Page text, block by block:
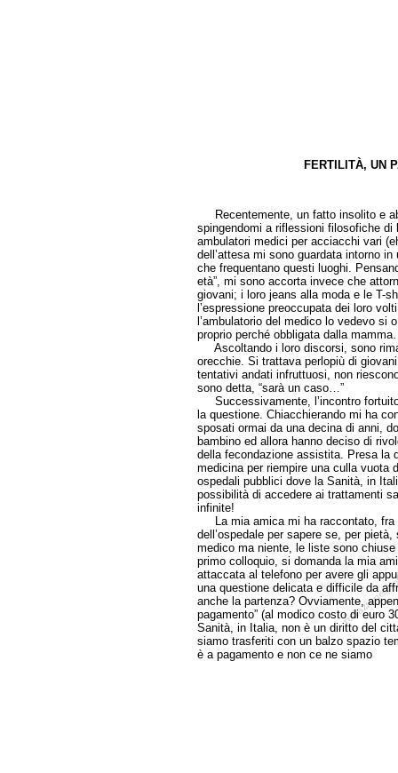
FERTILITÀ, UN
Recentemente, un fatto insolito e
spingendomi a riflessioni filosofiche di
ambulatori medici per acciacchi vari
dell’attesa mi sono guardata intorno
che frequentano questi luoghi.
età”, mi sono accorta invece che
giovani; i loro jeans alla moda e le T-
l’espressione preoccupata dei loro
l’ambulatorio del medico lo vedevo si
proprio perché obbligata dalla
Ascoltando i loro discorsi, sono
orecchie. Si trattava perlopiù di
tentativi andati infruttuosi, non
sono detta, “sarà un caso…”
Successivamente, l’incontro
la questione. Chiacchierando mi ha
sposati ormai da una decina di anni,
bambino ed allora hanno deciso di
della fecondazione assistita. Presa la
medicina per riempire una culla vuota
ospedali pubblici dove la Sanità, in
possibilità di accedere ai trattamenti
infinite!
La mia amica mi ha raccontato, fra
dell’ospedale per sapere se, per
medico ma niente, le liste sono
primo colloquio, si domanda la mia
attaccata al telefono per avere gli
una questione delicata e difficile da
anche la partenza? Ovviamente,
pagamento” (al modico costo di euro
Sanità, in Italia, non è un diritto del
siamo trasferiti con un balzo spazio
è a pagamento e non ce ne siamo